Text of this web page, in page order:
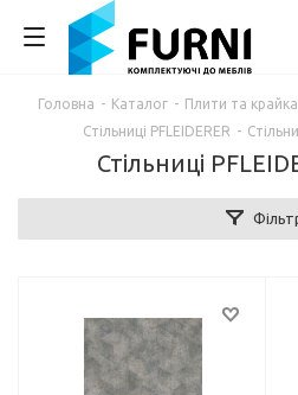
Головна - Каталог - Плити та крайка
Стільниці PFLEIDERER -
Стільниці